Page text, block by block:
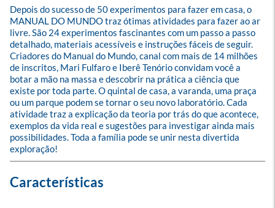
Depois do sucesso de 50 experimentos para fazer em casa, o
MANUAL DO MUNDO traz ótimas atividades para fazer ao ar
livre. São 24 experimentos fascinantes com um passo a passo
detalhado, materiais acessíveis e instruções fáceis de seguir.
Criadores do Manual do Mundo, canal com mais de 14 milhões
de inscritos, Mari Fulfaro e Iberê Tenório convidam você a
botar a mão na massa e descobrir na prática a ciência que
existe por toda parte. O quintal de casa, a varanda, uma praça
ou um parque podem se tornar o seu novo laboratório. Cada
atividade traz a explicação da teoria por trás do que acontece,
exemplos da vida real e sugestões para investigar ainda mais
possibilidades. Toda a família pode se unir nesta divertida
exploração!